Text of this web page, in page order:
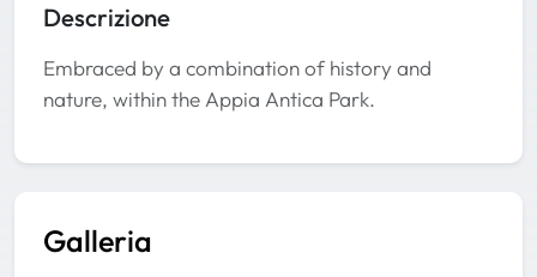
Descrizione
Embraced by a combination of history and
nature, within the Appia Antica Park.
Galleria